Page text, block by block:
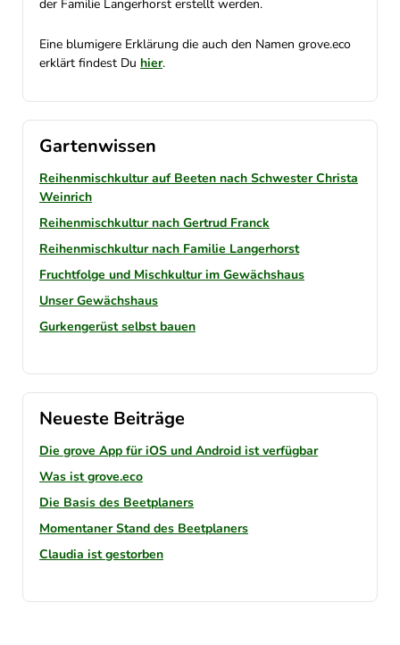
der Familie Langerhorst erstellt werden.
Eine blumigere Erklärung die auch den Namen grove.eco
erklärt findest Du hier.
Gartenwissen
Reihenmischkultur auf Beeten nach Schwester Christa
Weinrich
Reihenmischkultur nach Gertrud Franck
Reihenmischkultur nach Familie Langerhorst
Fruchtfolge und Mischkultur im Gewächshaus
Unser Gewächshaus
Gurkengerüst selbst bauen
Neueste Beiträge
Die grove App für iOS und Android ist verfügbar
Was ist grove.eco
Die Basis des Beetplaners
Momentaner Stand des Beetplaners
Claudia ist gestorben